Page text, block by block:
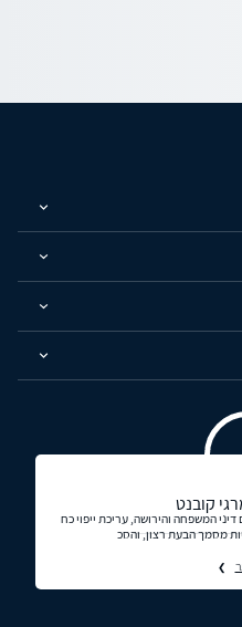
קובנט
המשפחה והירושה, עריכת ייפוי כח
מסמך הבעת רצון, והסכ